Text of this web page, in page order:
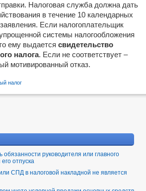
Налоговая служба должна дать
в течение 10 календарных
Если налогоплательщик
системы налогообложения
ему выдается свидетельство
налога. Если не соответствует –
мотивированный отказ.
налог
обязанности руководителя или главного
отпуска
СПД в налоговой накладной не является